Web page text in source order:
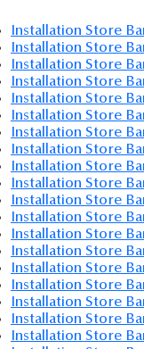
Installation Store
Installation Store
Installation Store
Installation Store
Installation Store
Installation Store
Installation Store
Installation Store
Installation Store
Installation Store
Installation Store
Installation Store
Installation Store
Installation Store
Installation Store
Installation Store
Installation Store
Installation Store
Installation Store